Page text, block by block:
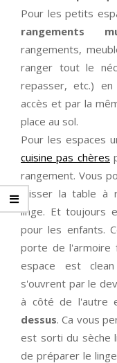
Pour les petits
rangements
rangements,
ranger tout le
repasser, etc.)
accès et par la
place au sol.
Pour les espaces
cuisine pas chères
rangement. Vous
glisser la table à
linge. Et toujours
pour les enfants.
porte de l'armoire
espace est
s'ouvrent par le
à côté de l'autre
dessus. Ca vous
est sorti du sèche
de préparer le